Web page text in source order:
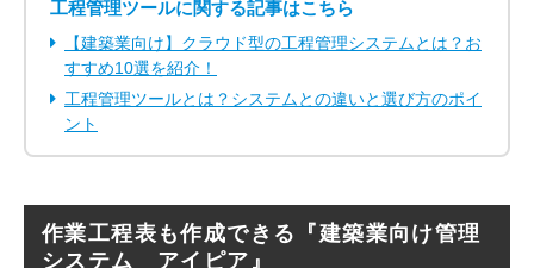
工程管理ツールに関する記事はこちら
【建築業向け】クラウド型の工程管理システムとは？お
すすめ10選を紹介！
工程管理ツールとは？システムとの違いと選び方のポイ
ント
作業工程表も作成できる『建築業向け管理
システム アイピア』